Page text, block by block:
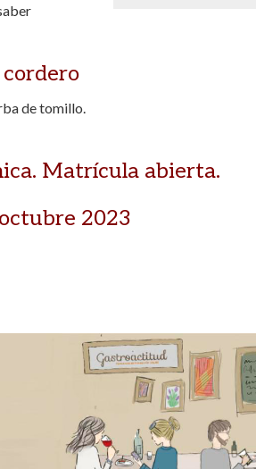
de tomillo.
Matrícula abierta.
2023